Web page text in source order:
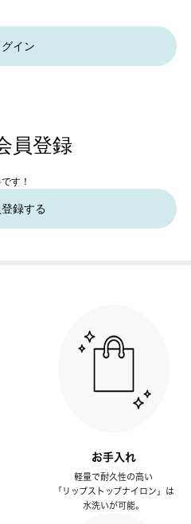
グイン
員登録
す！
録する
お手入れ
軽量で耐久性の高い
「リップストップナイロン」は
水洗いが可能。